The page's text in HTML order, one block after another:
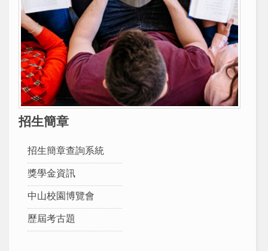
招生簡章
招生簡章查詢系統
獎學金資訊
中山校園博覽會
歷屆考古題